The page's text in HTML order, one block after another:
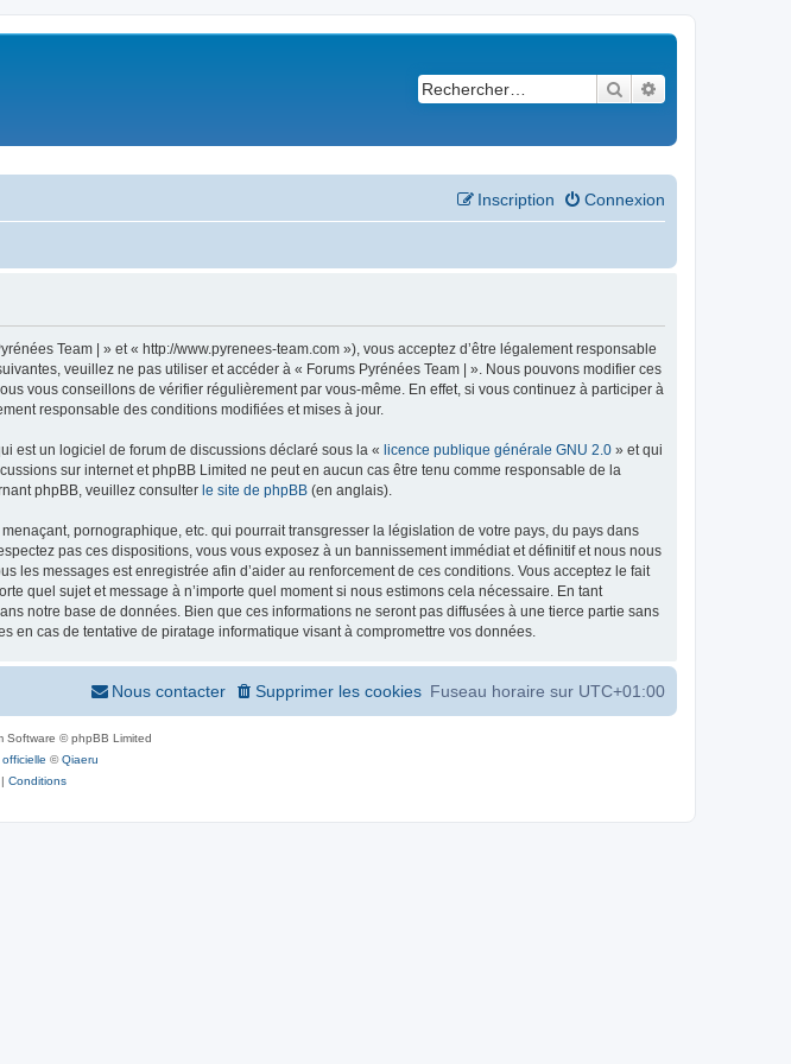
Rechercher
Connexion
Inscription
Team | » et « http://www.pyrenees-team.com »), vous acceptez d’être légalement responsable
veuillez ne pas utiliser et accéder à « Forums Pyrénées Team | ». Nous pouvons modifier ces
vous conseillons de vérifier régulièrement par vous-même. En effet, si vous continuez à participer à
responsable des conditions modifiées et mises à jour.
est un logiciel de forum de discussions déclaré sous la « licence publique générale GNU 2.0 » et qui
sur internet et phpBB Limited ne peut en aucun cas être tenu comme responsable de la
phpBB, veuillez consulter le site de phpBB (en anglais).
pornographique, etc. qui pourrait transgresser la législation de votre pays, du pays dans
pas ces dispositions, vous vous exposez à un bannissement immédiat et définitif et nous nous
les messages est enregistrée afin d’aider au renforcement de ces conditions. Vous acceptez le fait
quel sujet et message à n’importe quel moment si nous estimons cela nécessaire. En tant
notre base de données. Bien que ces informations ne seront pas diffusées à une tierce partie sans
en cas de tentative de piratage informatique visant à compromettre vos données.
Fuseau horaire sur UTC+01:00
Supprimer les cookies
Nous contacter
Software © phpBB Limited
©Qiaeru
| Conditions